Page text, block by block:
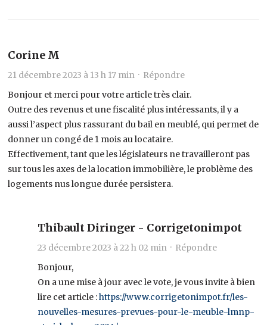
Corine M
21 décembre 2023 à 13 h 17 min · Répondre
Bonjour et merci pour votre article très clair.
Outre des revenus et une fiscalité plus intéressants, il y a
aussi l’aspect plus rassurant du bail en meublé, qui permet de
donner un congé de 1 mois au locataire.
Effectivement, tant que les législateurs ne travailleront pas
sur tous les axes de la location immobilière, le problème des
logements nus longue durée persistera.
Thibault Diringer - Corrigetonimpot
23 décembre 2023 à 22 h 02 min · Répondre
Bonjour,
On a une mise à jour avec le vote, je vous invite à bien
lire cet article :https://www.corrigetonimpot.fr/les-
nouvelles-mesures-prevues-pour-le-meuble-lmnp-